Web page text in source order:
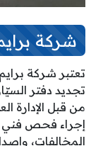
شركة
تعتبر شركة
تجديد دفتر
من قبل الإدارة
إجراء فحص فني
المخالفات،